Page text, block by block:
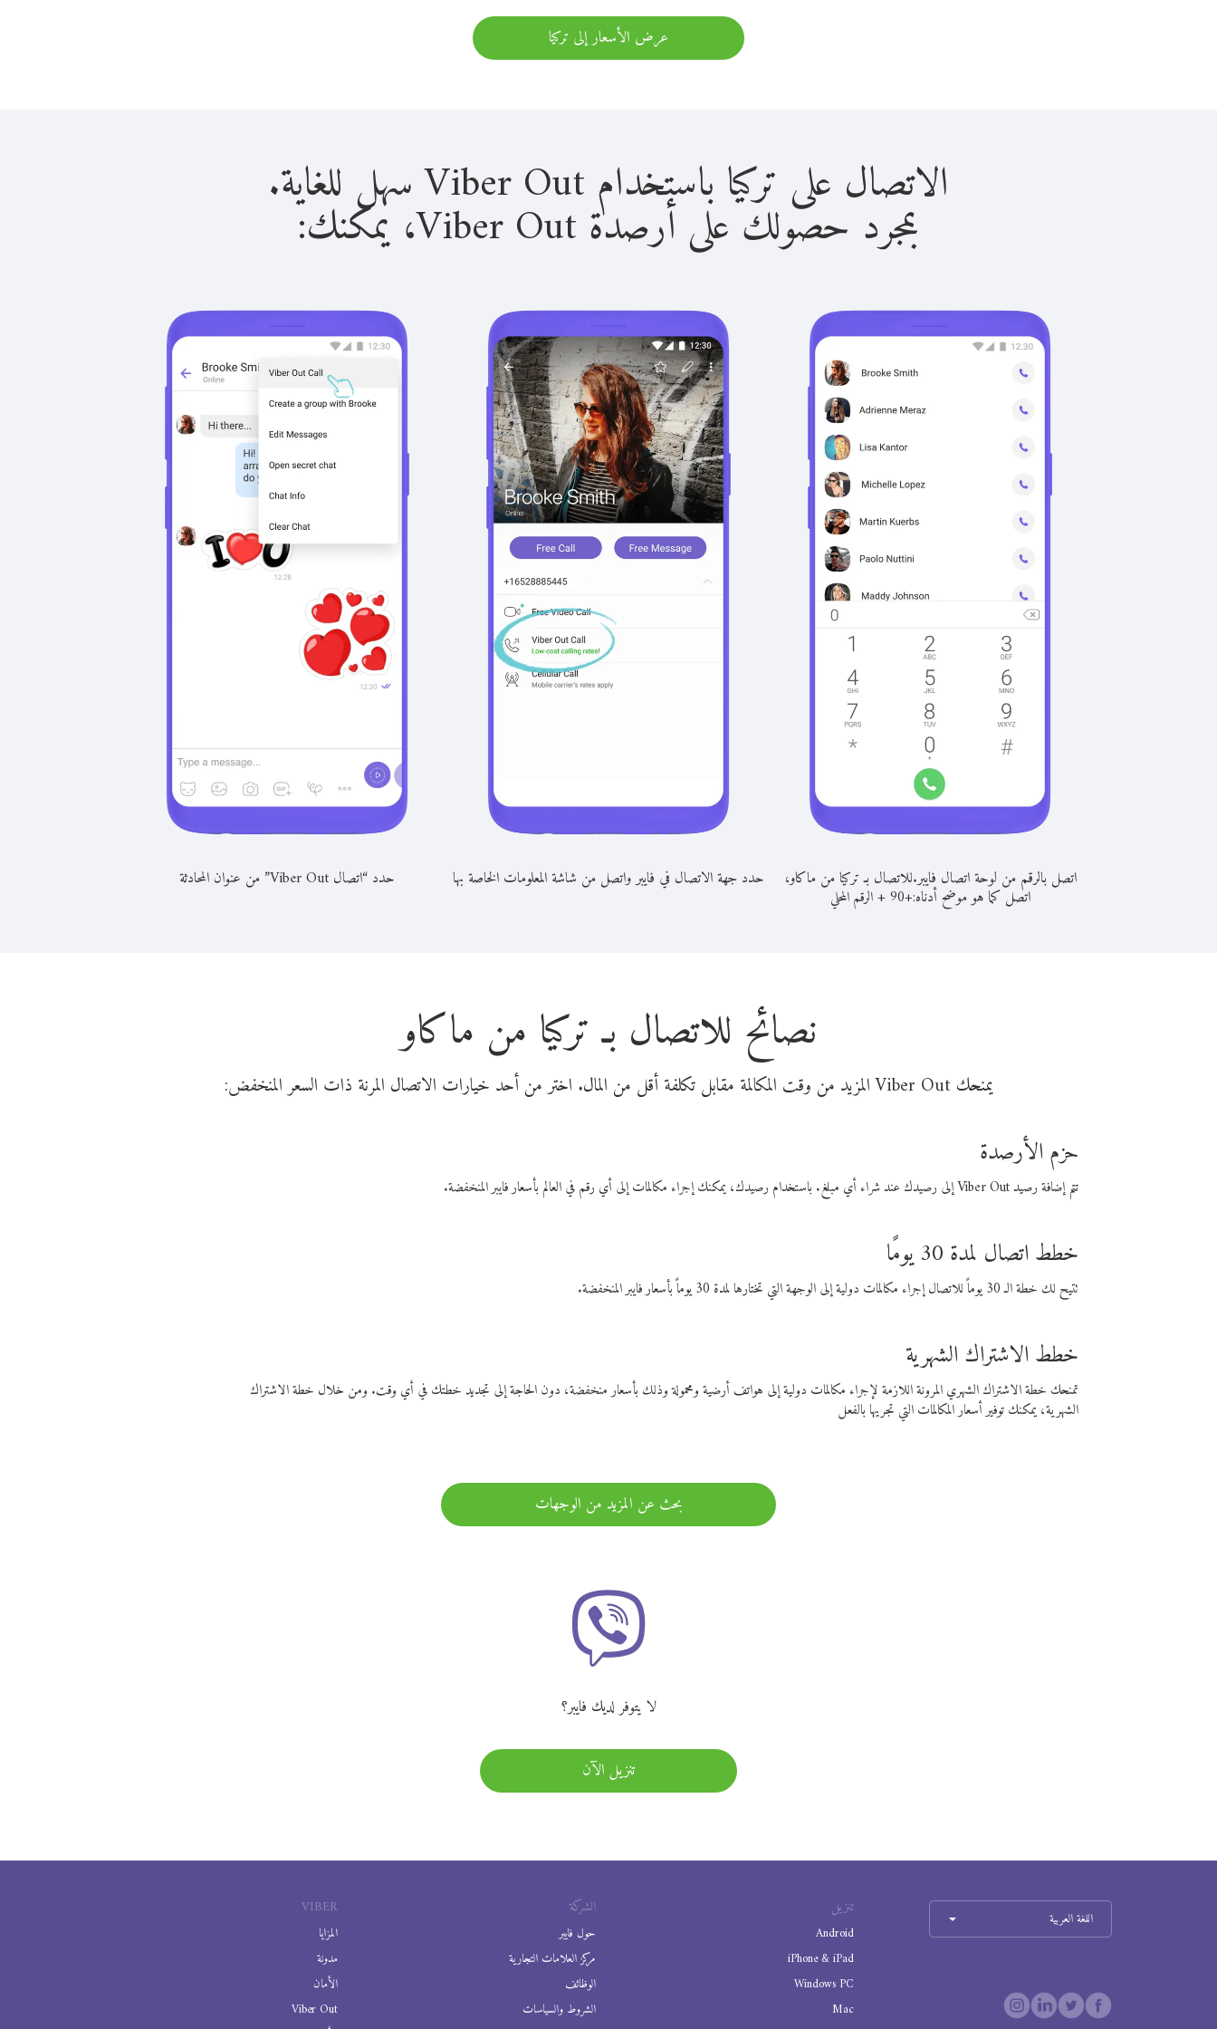
عرض الأسعار إلى تركيا
الاتصال على تركيا باستخدام Viber Out سهل للغاية.
بمجرد حصولك على أرصدة Viber Out، يمكنك:
اتصل بالرقم من لوحة اتصال فايبر.للاتصال بـ تركيا من ماكاو،
اتصل كما هو موضح أدناه:+
90
+الرقم المحلي
حدد جهة الاتصال في فايبر واتصل من شاشة المعلومات الخاصة بها حدد “اتصال Viber Out” من عنوان المحادثة
نصائح للاتصال بـ تركيا من ماكاو
يمنحك Viber Out المزيد من وقت المكالمة مقابل تكلفة أقل من المال. اختر من أحد خيارات الاتصال المرنة ذات السعر المنخفض:
حزم الأرصدة
تتم إضافة رصيد Viber Out إلى رصيدك عند شراء أي مبلغ. باستخدام رصيدك، يمكنك إجراء مكالمات إلى أي رقم في العالم بأسعار فايبر المنخفضة.
خطط اتصال لمدة 30 يومًا
تتيح لك خطة الـ 30 يوماً للاتصال إجراء مكالمات دولية إلى الوجهة التي تختارها لمدة 30 يوماً بأسعار فايبر المنخفضة.
خطط الاشتراك الشهرية
تمنحك خطة الاشتراك الشهري المرونة اللازمة لإجراء مكالمات دولية إلى هواتف أرضية ومحمولة وذلك بأسعار منخفضة، دون الحاجة إلى تجديد خطتك في أي وقت. ومن خلال خطة الاشتراك
الشهرية، يمكنك توفير أسعار المكالمات التي تجريها بالفعل
بحث عن المزيد من الوجهات
لا يتوفر لديك فايبر؟
تنزيل الآن
VIBER
المزايا
مدونة
الأمان
Viber Out
الشركة
حول فايبر
مركز العلامات التجارية
الوظائف
الشروط والسياسات
تنزيل
Android
iPhone & iPad
Windows PC
Mac
اللغة العربية